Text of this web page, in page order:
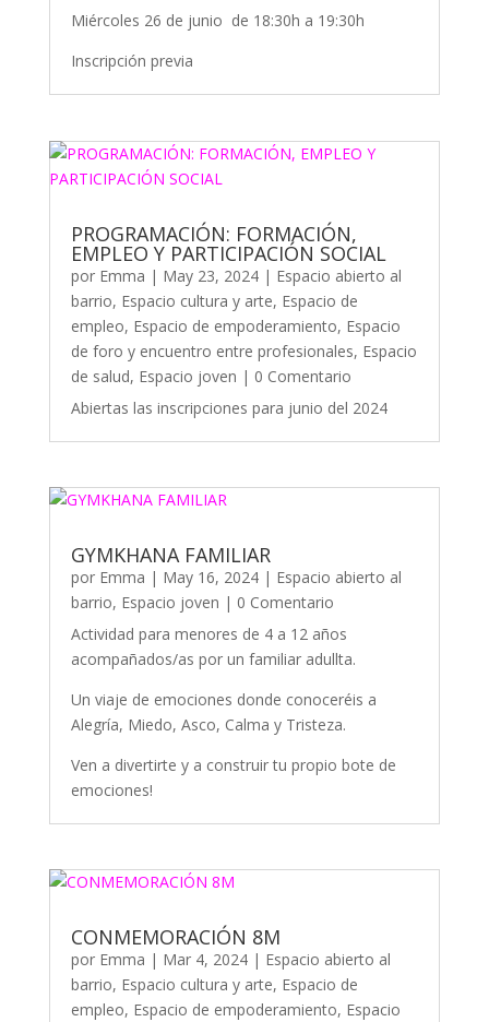
Miércoles 26 de junio de 18:30h a 19:30h
Inscripción previa
PROGRAMACIÓN: FORMACIÓN,
EMPLEO Y PARTICIPACIÓN SOCIAL
por Emma | May 23, 2024| Espacio abierto al
barrio, Espacio cultura y arte, Espacio de
empleo, Espacio de empoderamiento, Espacio
de foro y encuentro entre profesionales, Espacio
de salud, Espacio joven | 0 Comentario
Abiertas las inscripciones para junio del 2024
GYMKHANA FAMILIAR
por Emma | May 16, 2024| Espacio abierto al
barrio, Espacio joven | 0 Comentario
Actividad para menores de 4 a 12 años
acompañados/as por un familiar adullta.
Un viaje de emociones donde conoceréis a
Alegría, Miedo, Asco, Calma y Tristeza.
Ven a divertirte y a construir tu propio bote de
emociones!
CONMEMORACIÓN 8M
por Emma | Mar 4, 2024| Espacio abierto al
barrio, Espacio cultura y arte, Espacio de
empleo, Espacio de empoderamiento, Espacio